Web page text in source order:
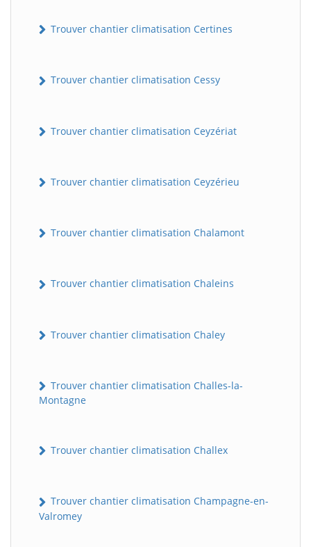
Trouver chantier climatisation Certines
Trouver chantier climatisation Cessy
Trouver chantier climatisation Ceyzériat
Trouver chantier climatisation Ceyzérieu
Trouver chantier climatisation Chalamont
Trouver chantier climatisation Chaleins
Trouver chantier climatisation Chaley
Trouver chantier climatisation Challes-la-
Montagne
Trouver chantier climatisation Challex
Trouver chantier climatisation Champagne-en-
Valromey